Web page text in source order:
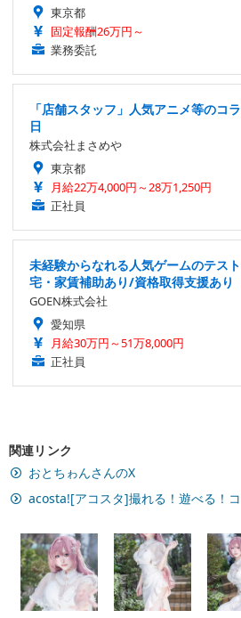
東京都
固定報酬26万円～
業務委託
「店舗スタッフ」人気アニメ等のコ
日
株式会社まさめや
東京都
月給22万4,000円～28万1,250円
正社員
未経験からなれる人気ゲームのテス
宅・家賃補助あり/資格取得支援あり
GOEN株式会社
愛知県
月給30万円～51万8,000円
正社員
関連リンク
おとちゎんさんのX
acosta![アコスタ]撮れる！遊べる！